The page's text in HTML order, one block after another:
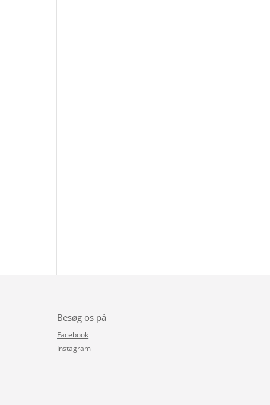
Besøg os på
Facebook
Instagram